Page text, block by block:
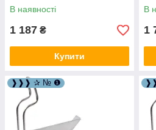
В наявності
1 187 ₴
Купити
В
1
❱❱❱ ✰ № ❶